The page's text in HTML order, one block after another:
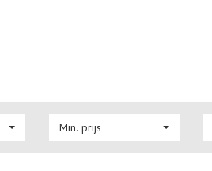
Min. prijs